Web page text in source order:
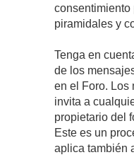
consentimiento
piramidales y
Tenga en
de los
en el Foro. Los
invita a
propietario del
Este es un
aplica también